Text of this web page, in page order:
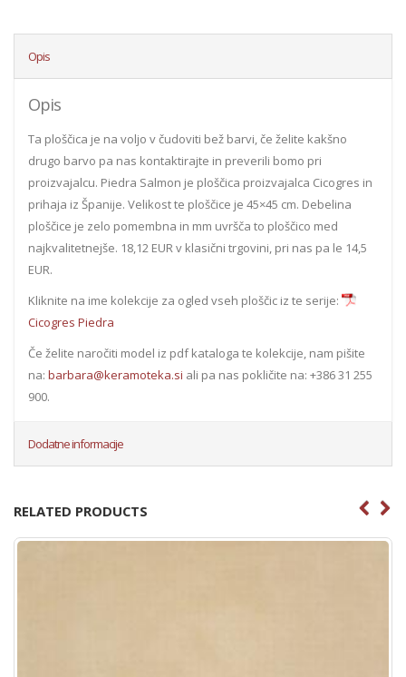
Opis
Opis
Ta ploščica je na voljo v čudoviti bež barvi, če želite kakšno
drugo barvo pa nas kontaktirajte in preverili bomo pri
proizvajalcu. Piedra Salmon je ploščica proizvajalca Cicogres in
prihaja iz Španije. Velikost te ploščice je 45×45 cm. Debelina
ploščice je zelo pomembna in mm uvršča to ploščico med
najkvalitetnejše. 18,12 EUR v klasični trgovini, pri nas pa le 14,5
EUR.
Kliknite na ime kolekcije za ogled vseh ploščic iz te serije:
Cicogres Piedra
Če želite naročiti model iz pdf kataloga te kolekcije, nam pišite
na: barbara@keramoteka.si ali pa nas pokličite na: +386 31 255
900.
Dodatne informacije
RELATED PRODUCTS